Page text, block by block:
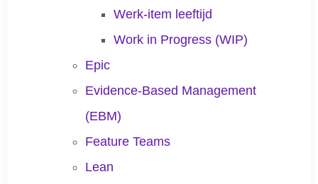
Werk-item leeftijd
Work in Progress (WIP)
Epic
Evidence-Based Management
(EBM)
Feature Teams
Lean